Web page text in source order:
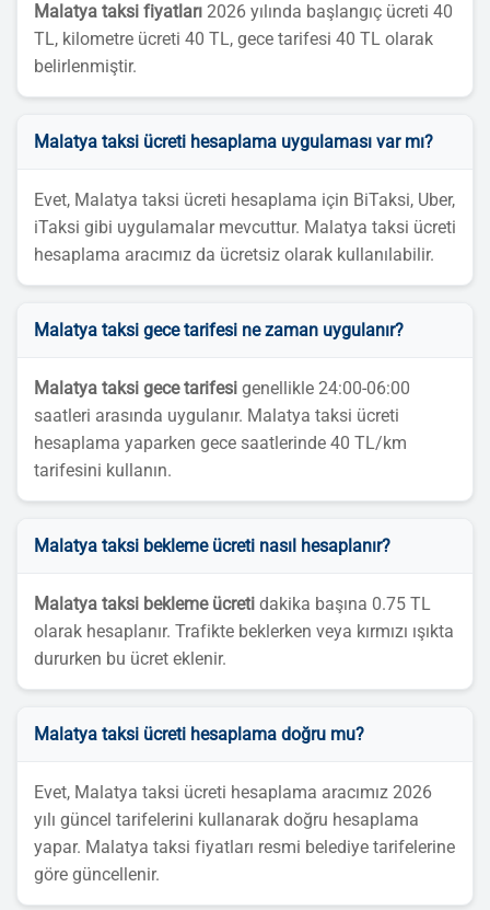
Malatya taksi fiyatları 2026 yılında başlangıç ücreti 40
TL, kilometre ücreti 40 TL, gece tarifesi 40 TL olarak
belirlenmiştir.
Malatya taksi ücreti hesaplama uygulaması var mı?
Evet, Malatya taksi ücreti hesaplama için BiTaksi, Uber,
iTaksi gibi uygulamalar mevcuttur. Malatya taksi ücreti
hesaplama aracımız da ücretsiz olarak kullanılabilir.
Malatya taksi gece tarifesi ne zaman uygulanır?
Malatya taksi gece tarifesi genellikle 24:00-06:00
saatleri arasında uygulanır. Malatya taksi ücreti
hesaplama yaparken gece saatlerinde 40 TL/km
tarifesini kullanın.
Malatya taksi bekleme ücreti nasıl hesaplanır?
Malatya taksi bekleme ücreti dakika başına 0.75 TL
olarak hesaplanır. Trafikte beklerken veya kırmızı ışıkta
dururken bu ücret eklenir.
Malatya taksi ücreti hesaplama doğru mu?
Evet, Malatya taksi ücreti hesaplama aracımız 2026
yılı güncel tarifelerini kullanarak doğru hesaplama
yapar. Malatya taksi fiyatları resmi belediye tarifelerine
göre güncellenir.